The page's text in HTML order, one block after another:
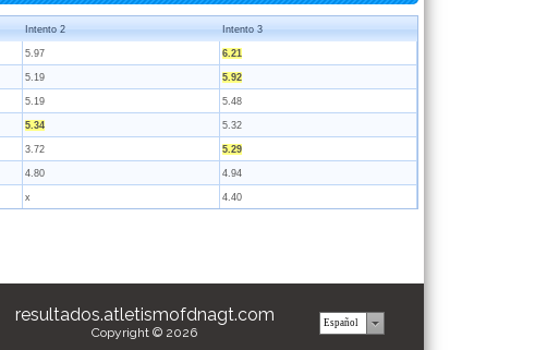
Intento 2 Intento 3
5.97 6.21
5.19 5.92
5.19 5.48
5.34 5.32
3.72 5.29
4.80 4.94
x 4.40
resultados.atletismofdnagt.com
Copyright © 2026